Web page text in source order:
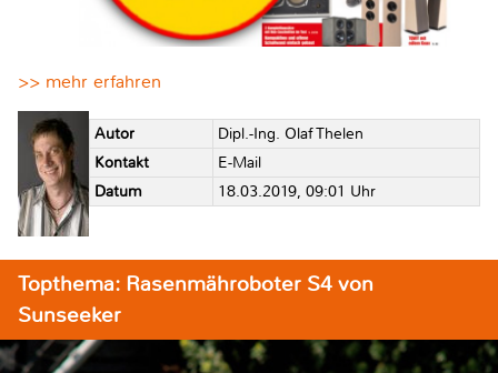
>> mehr erfahren
Autor
Dipl.-Ing. Olaf Thelen
Kontakt
E-Mail
Datum
18.03.2019, 09:01 Uhr
Topthema: Rasenmähroboter S4 von
Sunseeker